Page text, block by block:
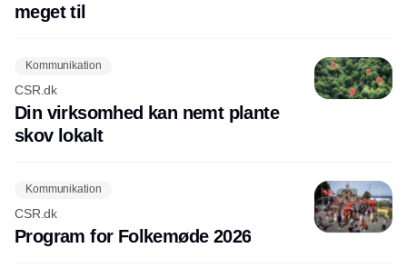
meget til
Kommunikation
CSR.dk
Din virksomhed kan nemt plante
skov lokalt
Kommunikation
CSR.dk
Program for Folkemøde 2026